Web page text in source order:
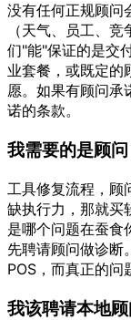
没有任何正规顾
（天气、员工、
们"能"保证的是交
业套餐，或既定的
愿。如果有顾问承
诺的条款。
我需要的是顾
工具修复流程，顾
缺执行力，那就买
是哪个问题在蚕食
先聘请顾问做诊
POS，而真正的问
我该聘请本地